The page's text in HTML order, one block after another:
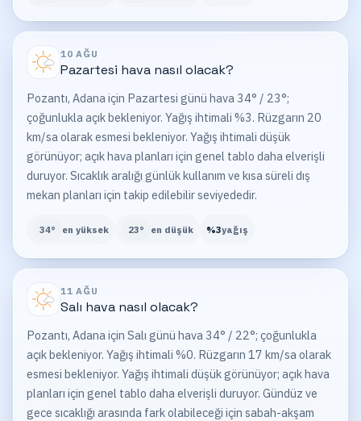
10 AĞU
Pazartesi hava nasıl olacak?
Pozantı, Adana için Pazartesi günü hava 34° / 23°;
çoğunlukla açık bekleniyor. Yağış ihtimali %3. Rüzgarın 20
km/sa olarak esmesi bekleniyor. Yağış ihtimali düşük
görünüyor; açık hava planları için genel tablo daha elverişli
duruyor. Sıcaklık aralığı günlük kullanım ve kısa süreli dış
mekan planları için takip edilebilir seviyededir.
34° en yüksek 23° en düşük %3yağış
11 AĞU
Salı hava nasıl olacak?
Pozantı, Adana için Salı günü hava 34° / 22°; çoğunlukla
açık bekleniyor. Yağış ihtimali %0. Rüzgarın 17 km/sa olarak
esmesi bekleniyor. Yağış ihtimali düşük görünüyor; açık hava
planları için genel tablo daha elverişli duruyor. Gündüz ve
gece sıcaklığı arasında fark olabileceği için sabah-akşam